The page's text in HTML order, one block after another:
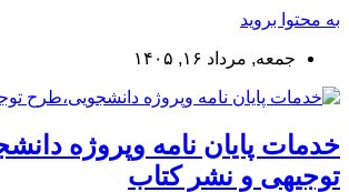
به محتوا بروید
جمعه, مرداد ۱۶, ۱۴۰۵
خدمات پایان نامه وپروژه
توجیهی و نشر کتاب